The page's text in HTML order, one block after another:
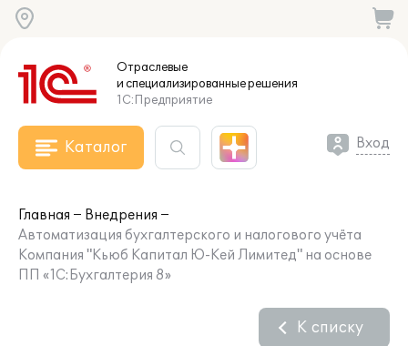
Отраслевые
и специализированныерешения
1С:Предприятие
Каталог Вход
Главная
Внедрения
Автоматизация бухгалтерского и налогового учёта
Компания "Кьюб Капитал Ю-Кей Лимитед" на основе
ПП «1С:Бухгалтерия 8»
К списку